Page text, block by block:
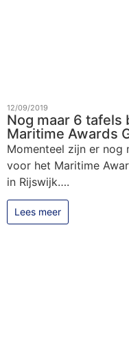
12/09/2019
Nog maar 6 tafels
Maritime Awards
Momenteel zijn er nog
voor het Maritime
in Rijswijk….
Lees meer